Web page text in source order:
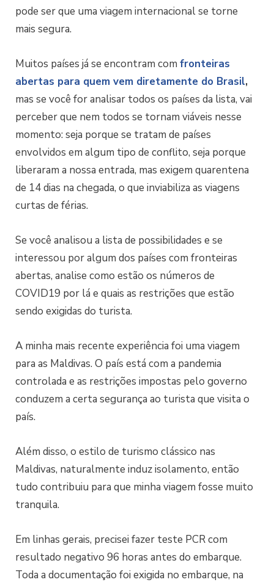
pode ser que uma viagem internacional se torne
mais segura.
Muitos países já se encontram com fronteiras
abertas para quem vem diretamente do Brasil,
mas se você for analisar todos os países da lista, vai
perceber que nem todos se tornam viáveis nesse
momento: seja porque se tratam de países
envolvidos em algum tipo de conflito, seja porque
liberaram a nossa entrada, mas exigem quarentena
de 14 dias na chegada, o que inviabiliza as viagens
curtas de férias.
Se você analisou a lista de possibilidades e se
interessou por algum dos países com fronteiras
abertas, analise como estão os números de
COVID19 por lá e quais as restrições que estão
sendo exigidas do turista.
A minha mais recente experiência foi uma viagem
para as Maldivas. O país está com a pandemia
controlada e as restrições impostas pelo governo
conduzem a certa segurança ao turista que visita o
país.
Além disso, o estilo de turismo clássico nas
Maldivas, naturalmente induz isolamento, então
tudo contribuiu para que minha viagem fosse muito
tranquila.
Em linhas gerais, precisei fazer teste PCR com
resultado negativo 96 horas antes do embarque.
Toda a documentação foi exigida no embarque, na